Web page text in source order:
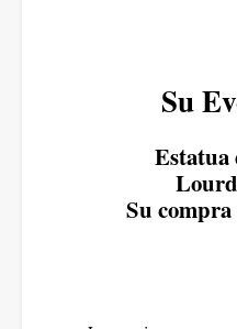
Su
Estatua
Su